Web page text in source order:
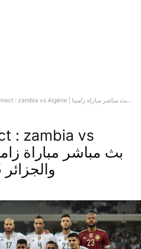
Live – Direct : zambia vs Algérie | بث مباشر مباراة زامبيا...
: zambia vs
والجزائر 25-3-2021